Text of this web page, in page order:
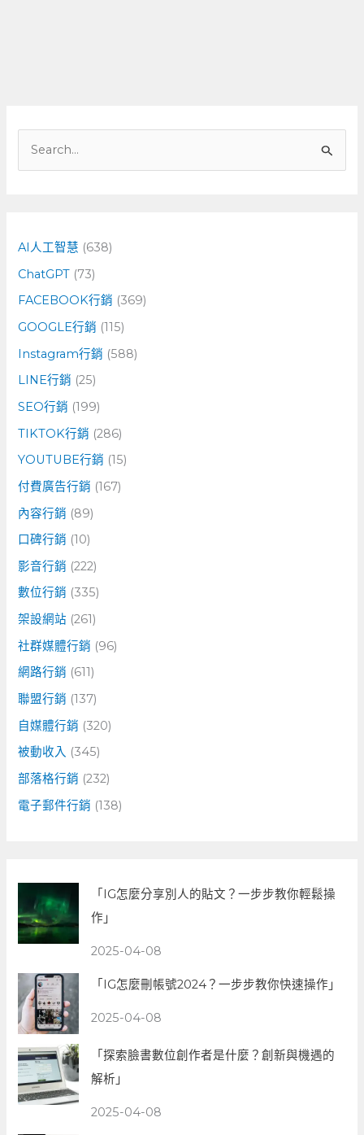
字
:
AI人工智慧 (638)
ChatGPT (73)
FACEBOOK行銷 (369)
GOOGLE行銷 (115)
Instagram行銷 (588)
LINE行銷 (25)
SEO行銷 (199)
TIKTOK行銷 (286)
YOUTUBE行銷 (15)
付費廣告行銷 (167)
內容行銷 (89)
口碑行銷 (10)
影音行銷 (222)
數位行銷 (335)
架設網站 (261)
社群媒體行銷 (96)
網路行銷 (611)
聯盟行銷 (137)
自媒體行銷 (320)
被動收入 (345)
部落格行銷 (232)
電子郵件行銷 (138)
「IG怎麼分享別人的貼文？一步步教你輕鬆操
作」
2025-04-08
「IG怎麼刪帳號2024？一步步教你快速操作」
2025-04-08
「探索臉書數位創作者是什麼？創新與機遇的
解析」
2025-04-08